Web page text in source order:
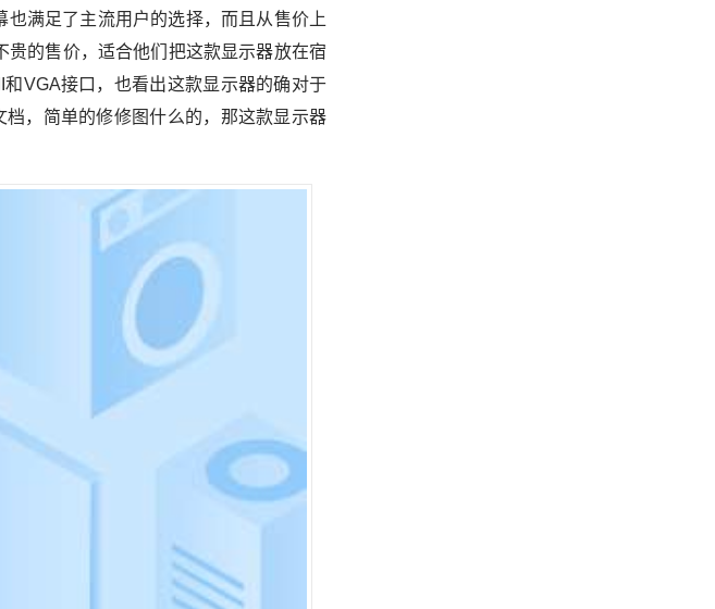
满足了主流用户的选择，而且从售价上
的售价，适合他们把这款显示器放在宿
VGA接口，也看出这款显示器的确对于
档，简单的修修图什么的，那这款显示器